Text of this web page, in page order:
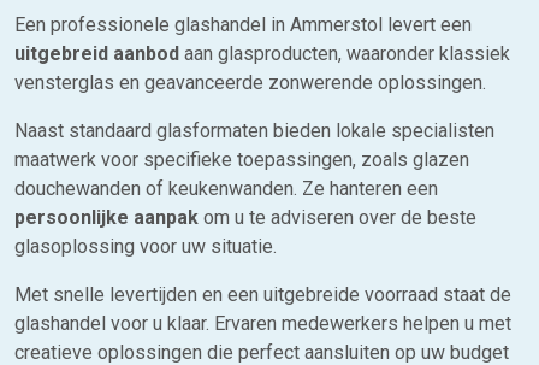
Een professionele glashandel in Ammerstol levert een
uitgebreid aanbod aan glasproducten, waaronder klassiek
vensterglas en geavanceerde zonwerende oplossingen.
Naast standaard glasformaten bieden lokale specialisten
maatwerk voor specifieke toepassingen, zoals glazen
douchewanden of keukenwanden. Ze hanteren een
persoonlijke aanpak om u te adviseren over de beste
glasoplossing voor uw situatie.
Met snelle levertijden en een uitgebreide voorraad staat de
glashandel voor u klaar. Ervaren medewerkers helpen u met
creatieve oplossingen die perfect aansluiten op uw budget